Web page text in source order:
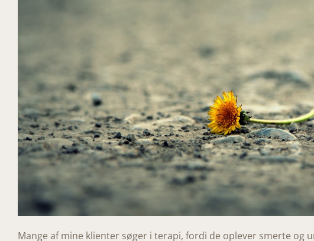
Mange af mine klienter søger i terapi, fordi de oplever smerte og